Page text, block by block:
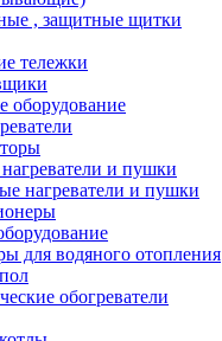
, защитные щитки
тележки
оборудование
и пушки
нагреватели и пушки
для водяного отопления
обогреватели